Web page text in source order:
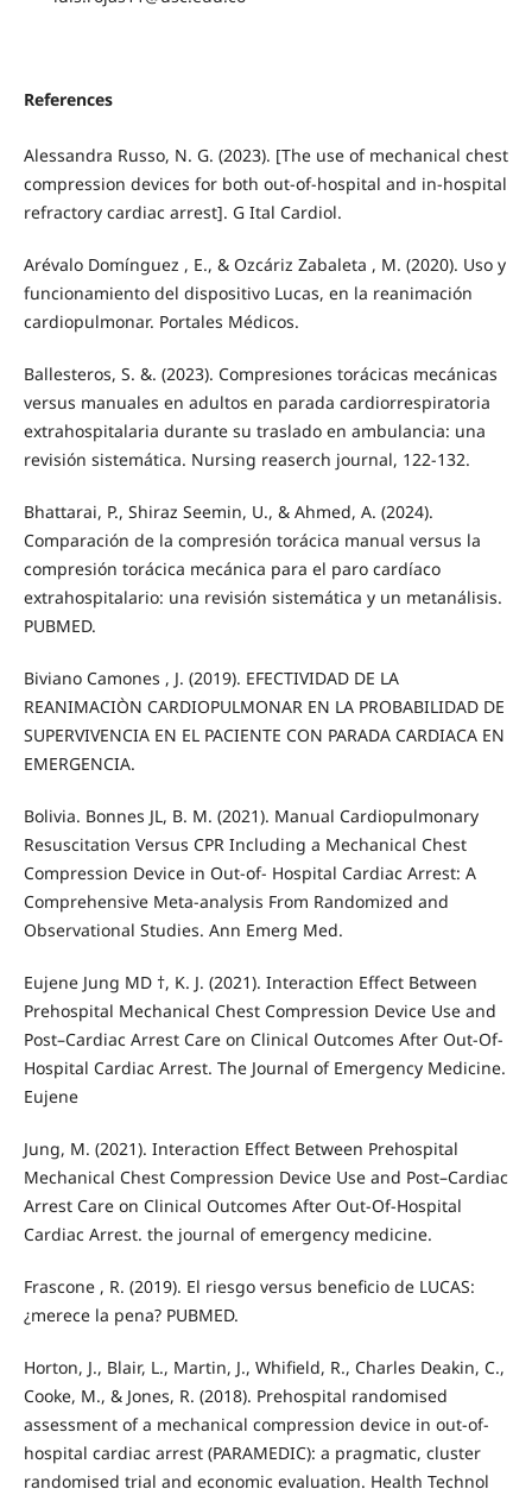
References
Alessandra Russo, N. G. (2023). [The use of mechanical chest
compression devices for both out-of-hospital and in-hospital
refractory cardiac arrest]. G Ital Cardiol.
Arévalo Domínguez , E., & Ozcáriz Zabaleta , M. (2020). Uso y
funcionamiento del dispositivo Lucas, en la reanimación
cardiopulmonar. Portales Médicos.
Ballesteros, S. &. (2023). Compresiones torácicas mecánicas
versus manuales en adultos en parada cardiorrespiratoria
extrahospitalaria durante su traslado en ambulancia: una
revisión sistemática. Nursing reaserch journal, 122-132.
Bhattarai, P., Shiraz Seemin, U., & Ahmed, A. (2024).
Comparación de la compresión torácica manual versus la
compresión torácica mecánica para el paro cardíaco
extrahospitalario: una revisión sistemática y un metanálisis.
PUBMED.
Biviano Camones , J. (2019). EFECTIVIDAD DE LA
REANIMACIÒN CARDIOPULMONAR EN LA PROBABILIDAD DE
SUPERVIVENCIA EN EL PACIENTE CON PARADA CARDIACA EN
EMERGENCIA.
Bolivia. Bonnes JL, B. M. (2021). Manual Cardiopulmonary
Resuscitation Versus CPR Including a Mechanical Chest
Compression Device in Out-of- Hospital Cardiac Arrest: A
Comprehensive Meta-analysis From Randomized and
Observational Studies. Ann Emerg Med.
Eujene Jung MD †, K. J. (2021). Interaction Effect Between
Prehospital Mechanical Chest Compression Device Use and
Post–Cardiac Arrest Care on Clinical Outcomes After Out-Of-
Hospital Cardiac Arrest. The Journal of Emergency Medicine.
Eujene
Jung, M. (2021). Interaction Effect Between Prehospital
Mechanical Chest Compression Device Use and Post–Cardiac
Arrest Care on Clinical Outcomes After Out-Of-Hospital
Cardiac Arrest. the journal of emergency medicine.
Frascone , R. (2019). El riesgo versus beneficio de LUCAS:
¿merece la pena? PUBMED.
Horton, J., Blair, L., Martin, J., Whifield, R., Charles Deakin, C.,
Cooke, M., & Jones, R. (2018). Prehospital randomised
assessment of a mechanical compression device in out-of-
hospital cardiac arrest (PARAMEDIC): a pragmatic, cluster
randomised trial and economic evaluation. Health Technol